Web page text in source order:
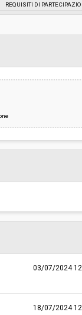
REQUISITI DI
03/07/2024
18/07/2024